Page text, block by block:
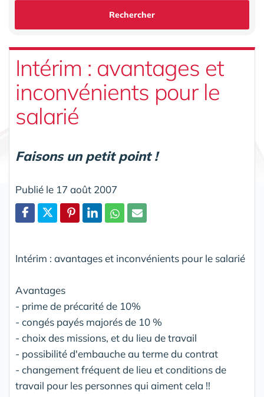
Rechercher
Intérim : avantages et
inconvénients pour le
salarié
Faisons un petit point !
Publié le 17 août 2007
Intérim : avantages et inconvénients pour le salarié
Avantages
- prime de précarité de 10%
- congés payés majorés de 10 %
- choix des missions, et du lieu de travail
- possibilité d'embauche au terme du contrat
- changement fréquent de lieu et conditions de
travail pour les personnes qui aiment cela !!